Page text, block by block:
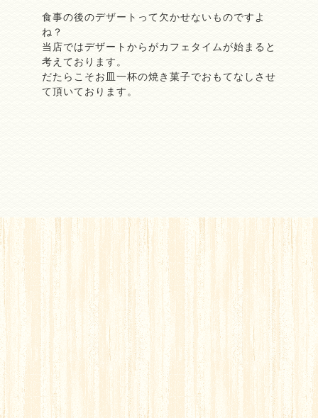
食事の後のデザートって欠かせないものですよ
ね？
当店ではデザートからがカフェタイムが始まると
考えております。
だたらこそお皿一杯の焼き菓子でおもてなしさせ
て頂いております。